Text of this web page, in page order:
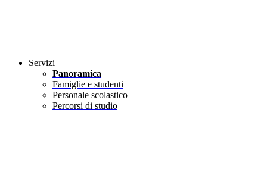
Servizi
Panoramica
Famiglie e studenti
Personale scolastico
Percorsi di studio